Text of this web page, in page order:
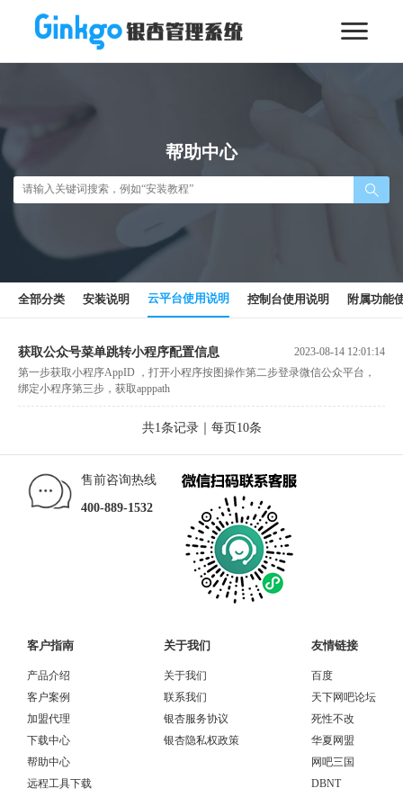
帮助中心
全部分类 安装说明 云平台使用说明 控制台使用说明 附属功能
获取公众号菜单跳转小程序配置信息
2023-08-14 12:01:14
第一步获取小程序AppID ，打开小程序按图操作第二步登录微信公众平台，
绑定小程序第三步，获取apppath
共1条记录｜每页10条
售前咨询热线
400-889-1532
客户指南
产品介绍
客户案例
加盟代理
下载中心
帮助中心
远程工具下载
关于我们
关于我们
联系我们
银杏服务协议
银杏隐私权政策
友情链接
百度
天下网吧论坛
死性不改
华夏网盟
网吧三国
DBNT